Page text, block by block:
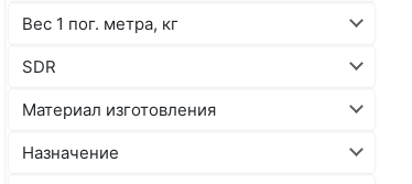
Вес 1 пог. метра, кг
SDR
Материал изготовления
Назначение